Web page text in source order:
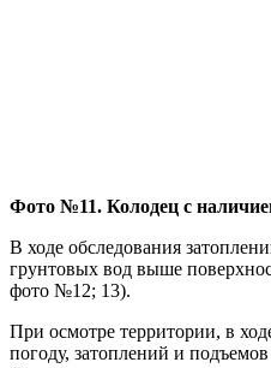
Фото №11. Колодец с
В ходе обследования
грунтовых вод выше
фото №12; 13).
При осмотре территории, в
погоду, затоплений и